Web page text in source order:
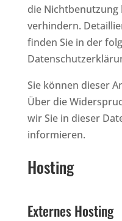
die
verhindern.
finden Sie in der
Sie können dieser
Über die
wir Sie in dieser
informieren.
Hosting
Externes Hosting